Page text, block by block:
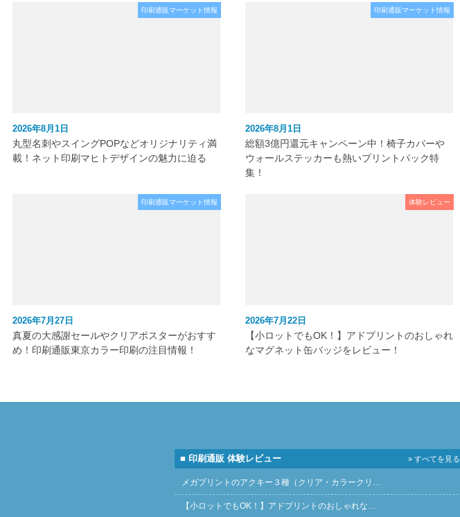
印刷通販マーケット情報
2026年8月1日
丸型名刺やスイングPOPなどオリジナリティ満
載！ネット印刷マヒトデザインの魅力に迫る
印刷通販マーケット情報
2026年8月1日
総額3億円還元キャンペーン中！椅子カバーや
ウォールステッカーも熱いプリントパック特
集！
印刷通販マーケット情報
2026年7月27日
真夏の大感謝セールやクリアポスターがおすす
め！印刷通販東京カラー印刷の注目情報！
体験レビュー
2026年7月22日
【小ロットでもOK！】アドプリントのおしゃれ
なマグネット缶バッジをレビュー！
■ 印刷通販 体験レビュー » すべてを見る
メガプリントのアクキー３種（クリア・カラークリ…
【小ロットでもOK！】アドプリントのおしゃれな…